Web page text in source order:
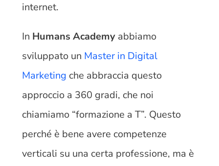
internet.
In Humans Academy abbiamo
sviluppato un Master in Digital
Marketing che abbraccia questo
approccio a 360 gradi, che noi
chiamiamo “formazione a T”. Questo
perché è bene avere competenze
verticali su una certa professione, ma è